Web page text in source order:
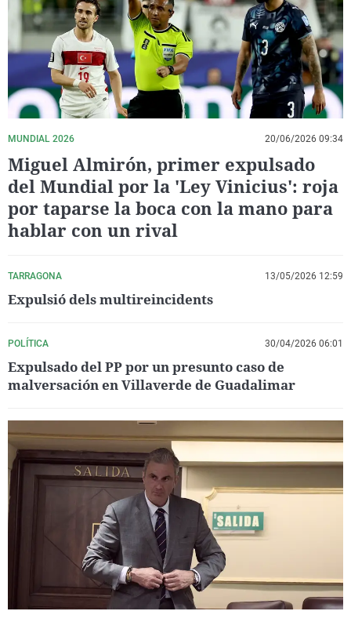
La rosa de los vientos
Gente viajera
Como el perro y el
Caso
Retornados
Equipo de
Operación Viuda
Extremadura
Galicia
La Rioja
Navarra
País Vasco
Virales
Televisión
Elecciones
MUNDIAL 2026 20/06/2026 09:34
Miguel Almirón, primer expulsado
del Mundial por la 'Ley Vinicius': roja
por taparse la boca con la mano para
hablar con un rival
TARRAGONA 13/05/2026 12:59
Expulsió dels multireincidents
POLÍTICA 30/04/2026 06:01
Expulsado del PP por un presunto caso de
malversación en Villaverde de Guadalimar